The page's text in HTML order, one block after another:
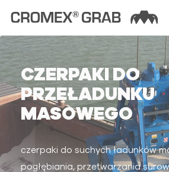
CZERPAKI DO
PRZEŁADUNKU
MASOWEGO
czerpaki do suchych ładunków
pogłębiania, przetwarzania